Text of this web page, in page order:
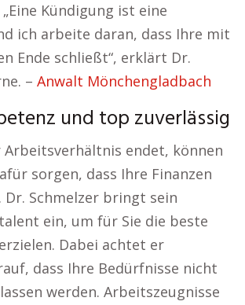
Kündigung ist eine
ich arbeite daran, dass Ihre mit
Ende schließt“, erklärt Dr.
– Anwalt Mönchengladbach
und top zuverlässig
Arbeitsverhältnis endet, können
sorgen, dass Ihre Finanzen
Schmelzer bringt sein
ein, um für Sie die beste
Dabei achtet er
dass Ihre Bedürfnisse nicht
werden. Arbeitszeugnisse